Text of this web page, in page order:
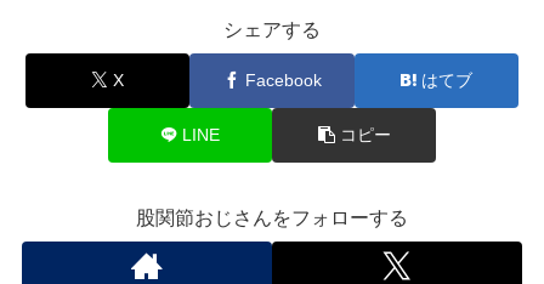
シェアする
X Facebook はてブ
LINE コピー
股関節おじさんをフォローする